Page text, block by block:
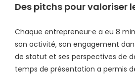
Des pitchs pour valoriser
Chaque entrepreneur·e a eu 8
son activité, son engagement
de statut et ses perspectives de
temps de présentation a permis